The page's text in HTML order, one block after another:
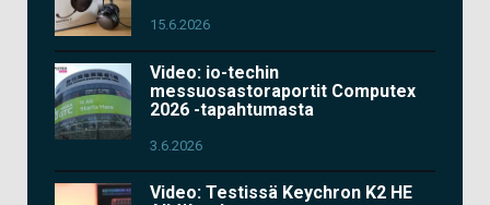
15.6.2026
Video: io-techin
messuosastoraportit Computex
2026 -tapahtumasta
3.6.2026
Video: Testissä Keychron K2 HE